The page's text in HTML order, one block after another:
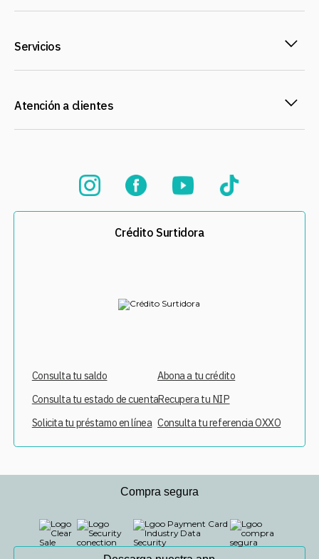
Servicios
Atención a clientes
Crédito Surtidora
Consulta tu saldo
Consulta tu estado de cuenta
Solicita tu préstamo en línea
Abona a tu crédito
Recupera tu NIP
Consulta tu referencia OXXO
Compra segura